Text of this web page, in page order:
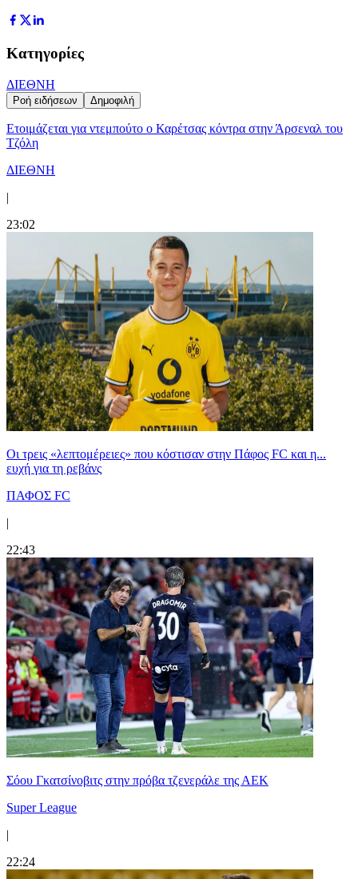
Κατηγορίες
ΔΙΕΘΝΗ
Ροή ειδήσεων Δημοφιλή
Ετοιμάζεται για ντεμπούτο ο Καρέτσας κόντρα στην Άρσεναλ του
Τζόλη
ΔΙΕΘΝΗ
|
23:02
Οι τρεις «λεπτομέρειες» που κόστισαν στην Πάφος FC και η...
ευχή για τη ρεβάνς
ΠΑΦΟΣ FC
|
22:43
Σόου Γκατσίνοβιτς στην πρόβα τζενεράλε της ΑΕΚ
Super League
|
22:24